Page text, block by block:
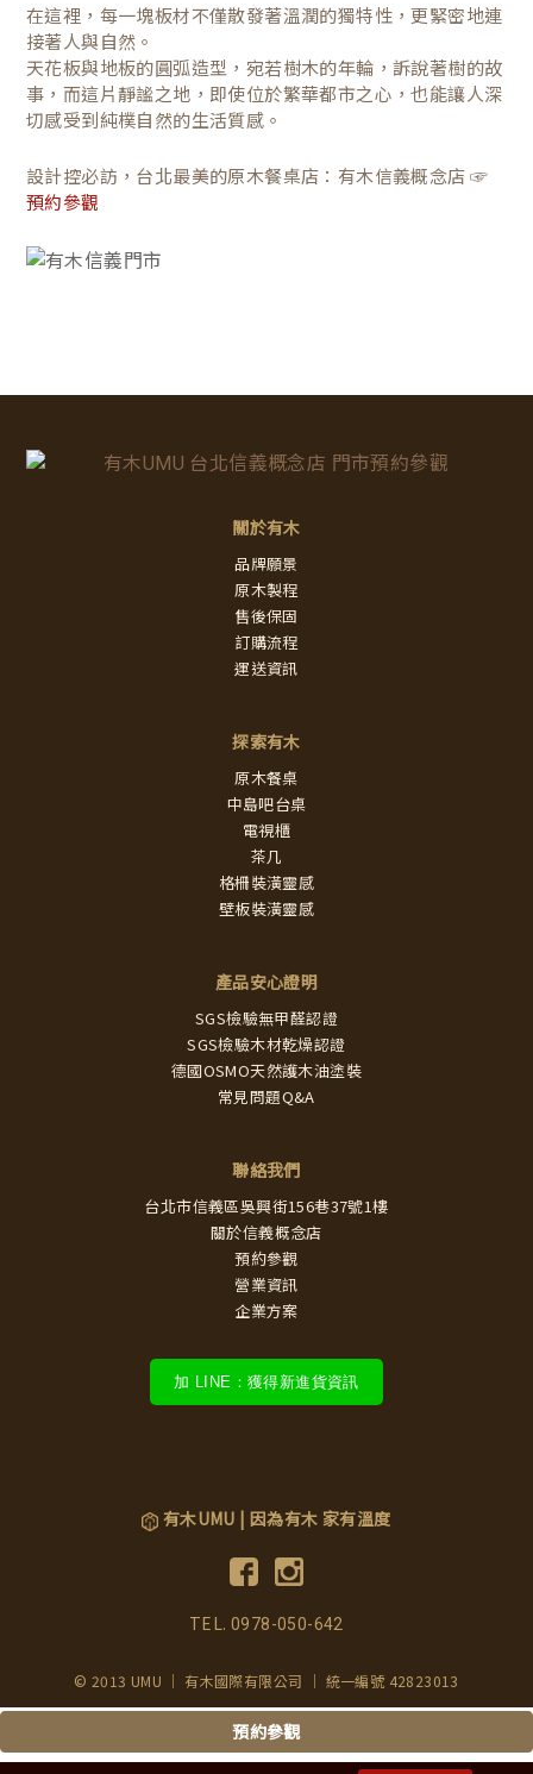
在這裡，每一塊板材不僅散發著溫潤的獨特性，更緊密地連
接著人與自然。
天花板與地板的圓弧造型，宛若樹木的年輪，訴說著樹的故
事，而這片靜謐之地，即使位於繁華都市之心，也能讓人深
切感受到純樸自然的生活質感。
設計控必訪，台北最美的原木餐桌店：有木信義概念店 ☞
預約參觀
關於有木
品牌願景
原木製程
售後保固
訂購流程
運送資訊
探索有木
原木餐桌
中島吧台桌
電視櫃
茶几
格柵裝潢靈感
壁板裝潢靈感
產品安心證明
SGS檢驗無甲醛認證
SGS檢驗木材乾燥認證
德國OSMO天然護木油塗裝
常見問題Q&A
聯絡我們
台北市信義區吳興街156巷37號1樓
關於信義概念店
預約參觀
營業資訊
企業方案
加 LINE：獲得新進貨資訊
有木UMU | 因為有木 家有溫度
TEL.0978-050-642
© 2013 UMU ｜ 有木國際有限公司 ｜ 統一編號 42823013
預約參觀